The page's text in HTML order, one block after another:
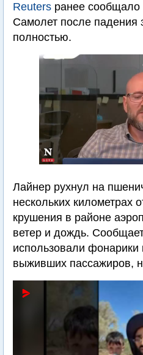
Reuters ранее сообщало
Самолет после падения
полностью.
Лайнер рухнул на
нескольких километрах
крушения в районе
ветер и дождь.
использовали
выживших пассажиров,